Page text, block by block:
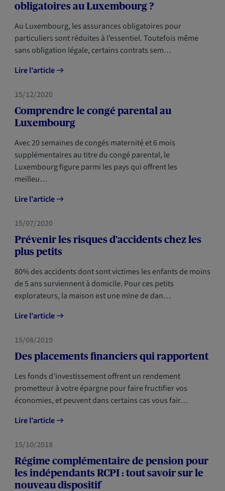
obligatoires au Luxembourg ?
Au Luxembourg, les assurances obligatoires pour
particuliers sont réduites à l’essentiel. Toutefois même
sans obligation légale, certains contrats sem…
Lire l'article
PRÉVOYANCE
15/12/2020
Comprendre le congé parental au
Luxembourg
Avec 20 semaines de congés maternité et 6 mois
supplémentaires au titre du congé parental, le
Luxembourg figure parmi les pays qui offrent les
meilleu…
Lire l'article
PRÉVOYANCE
15/07/2020
Prévenir les risques d’accidents chez les
plus petits
80% des accidents dont sont victimes les enfants de moins
de 5 ans surviennent à domicile. Pour ces petits
explorateurs, la maison est une mine de dan…
Lire l'article
PRÉVOYANCE
15/08/2019
Des placements financiers qui rapportent
Les fonds d’investissement offrent un rendement
prometteur à votre épargne pour faire fructifier vos
économies, et peuvent dans certains cas vous fair…
Lire l'article
PRÉVOYANCE
15/10/2018
Régime complémentaire de pension pour
les indépendants RCPI : tout savoir sur le
nouveau dispositif